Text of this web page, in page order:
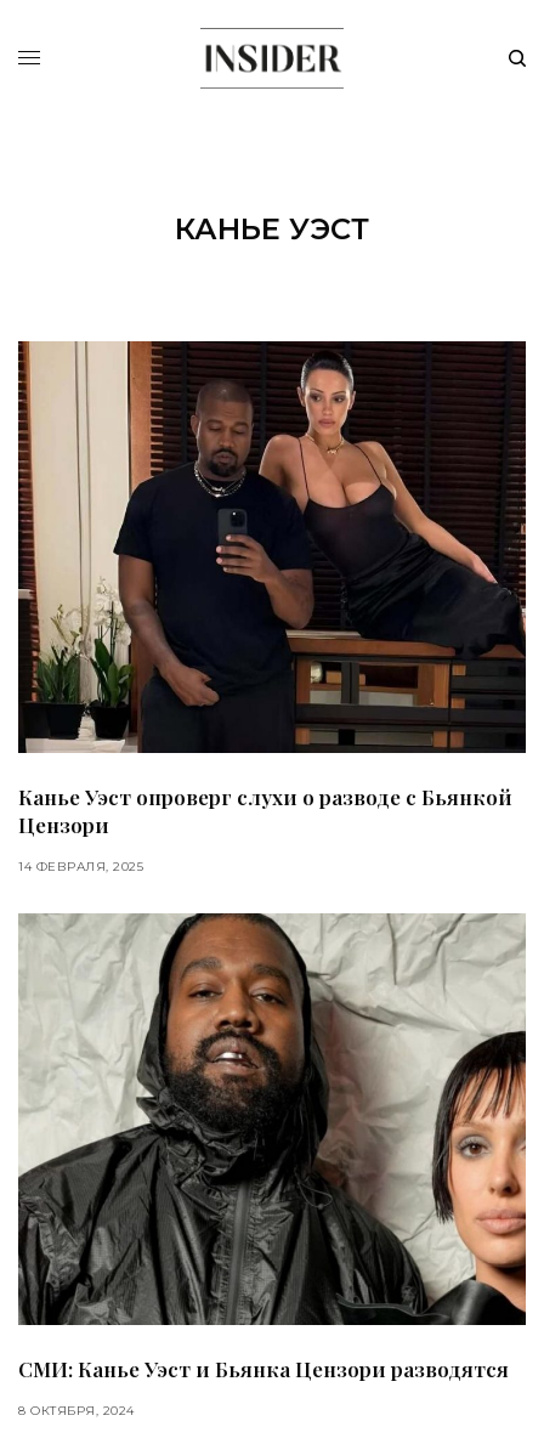
КАНЬЕ УЭСТ
Канье Уэст опроверг слухи о разводе с Бьянкой
Цензори
14 ФЕВРАЛЯ, 2025
СМИ: Канье Уэст и Бьянка Цензори разводятся
8 ОКТЯБРЯ, 2024